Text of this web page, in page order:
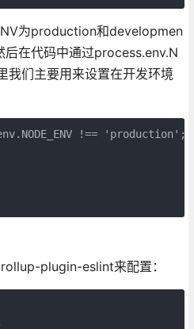
为production和developmen
在代码中通过process.env.N
我们主要用来设置在开发环境
!== 'production';
plugin-eslint来配置：